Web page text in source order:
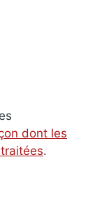
dont les
.